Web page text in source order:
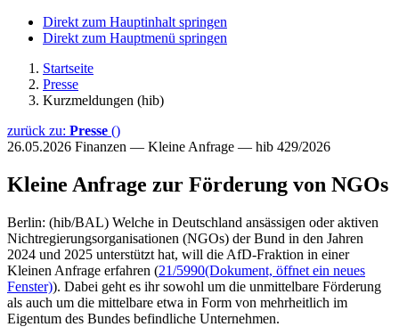
Direkt zum Hauptinhalt springen
Direkt zum Hauptmenü springen
Startseite
Presse
Kurzmeldungen (hib)
zurück zu: Presse ()
26.05.2026 Finanzen — Kleine Anfrage — hib 429/2026
Kleine Anfrage zur Förderung von NGOs
Berlin: (hib/BAL) Welche in Deutschland ansässigen oder aktiven
Nichtregierungsorganisationen (NGOs) der Bund in den Jahren
2024 und 2025 unterstützt hat, will die AfD-Fraktion in einer
Kleinen Anfrage erfahren (21/5990(Dokument, öffnet ein neues
Fenster)). Dabei geht es ihr sowohl um die unmittelbare Förderung
als auch um die mittelbare etwa in Form von mehrheitlich im
Eigentum des Bundes befindliche Unternehmen.